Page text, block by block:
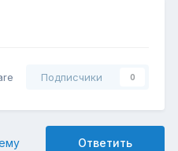
Подписчики 0
Ответить